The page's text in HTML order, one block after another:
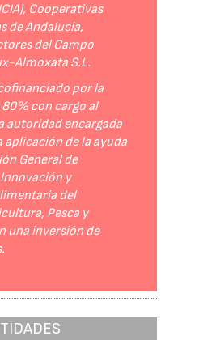
Cooperativas
de Andalucía,
del Campo
Almoxata S.L.
por la
con cargo al
autoridad encargada
aplicación de la ayuda
General de
y
del
Pesca y
una inversión de